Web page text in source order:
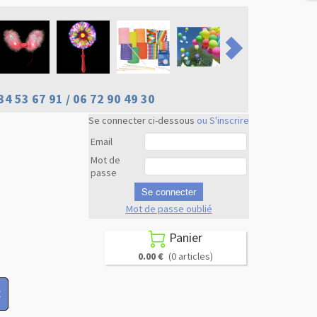
53 67 91 / 06 72 90 49 30
Se connecter ci-dessous ou S'inscrire
Email
Mot de
passe
Se connecter
Mot de passe oublié
 Panier
0.00 € (0 articles)